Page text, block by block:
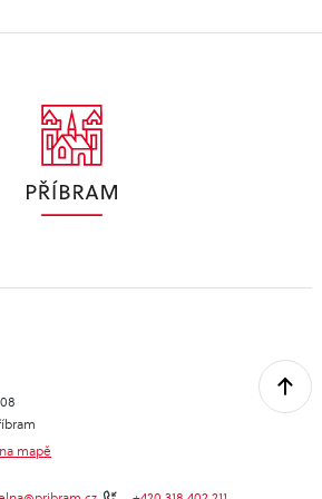
se na vás, ať už přijdete s rodinou, přáteli nebo
mapě